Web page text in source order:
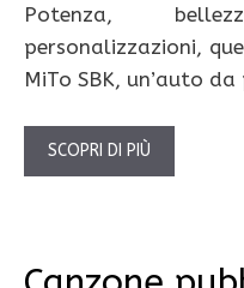
Potenza,
personalizzazioni,
MiTo SBK, un’auto
SCOPRI DI PIÙ